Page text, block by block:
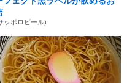
ッポロビール)